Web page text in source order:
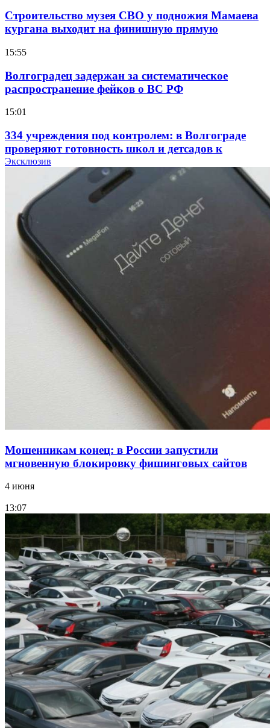
Строительство музея СВО у подножия Мамаева
кургана выходит на финишную прямую
15:55
Волгоградец задержан за систематическое
распространение фейков о ВС РФ
15:01
334 учреждения под контролем: в Волгограде
проверяют готовность школ и детсадов к
учебному году
Покушение на убийство в Волгограде: девушка
напала на незнакомую женщину с ножом
12:39
Сладкий праздник в Волгограде: в Центральном
парке прошёл фестиваль „Арбузный переполох“
Волгоградские компании нарастили экспорт:
заключены контракты на 3,6 млн долларов
Эксклюзив
Мошенникам конец: в России запустили
мгновенную блокировку фишинговых сайтов
4 июня
13:07